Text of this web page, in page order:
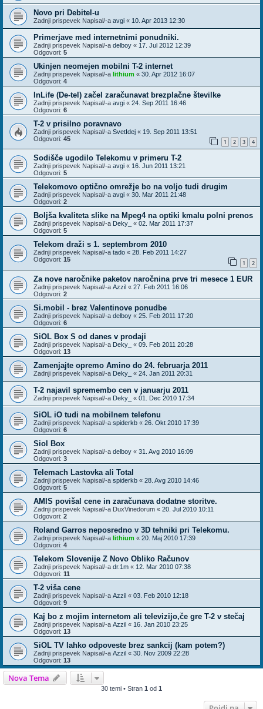
Novo pri Debitel-u
Zadnji prispevek Napisal/-a avgi « 10. Apr 2013 12:30
Primerjave med internetnimi ponudniki.
Zadnji prispevek Napisal/-a delboy « 17. Jul 2012 12:39
Odgovori: 5
Ukinjen neomejen mobilni T-2 internet
Zadnji prispevek Napisal/-a lithium « 30. Apr 2012 16:07
Odgovori: 4
InLife (De-tel) začel zaračunavat brezplačne številke
Zadnji prispevek Napisal/-a avgi « 24. Sep 2011 16:46
Odgovori: 6
T-2 v prisilno poravnavo
Zadnji prispevek Napisal/-a SvetIdej « 19. Sep 2011 13:51
Odgovori: 45 1 2 3 4
Sodišče ugodilo Telekomu v primeru T-2
Zadnji prispevek Napisal/-a avgi « 16. Jun 2011 13:21
Odgovori: 5
Telekomovo optično omrežje bo na voljo tudi drugim
Zadnji prispevek Napisal/-a avgi « 30. Mar 2011 21:48
Odgovori: 2
Boljša kvaliteta slike na Mpeg4 na optiki kmalu polni prenos
Zadnji prispevek Napisal/-a Deky_ « 02. Mar 2011 17:37
Odgovori: 5
Telekom draži s 1. septembrom 2010
Zadnji prispevek Napisal/-a tado « 28. Feb 2011 14:27
Odgovori: 15 1 2
Za nove naročnike paketov naročnina prve tri mesece 1 EUR
Zadnji prispevek Napisal/-a Azzil « 27. Feb 2011 16:06
Odgovori: 2
Si.mobil - brez Valentinove ponudbe
Zadnji prispevek Napisal/-a delboy « 25. Feb 2011 17:20
Odgovori: 6
SiOL Box S od danes v prodaji
Zadnji prispevek Napisal/-a Deky_ « 09. Feb 2011 20:28
Odgovori: 13
Zamenjajte opremo Amino do 24. februarja 2011
Zadnji prispevek Napisal/-a Deky_ « 24. Jan 2011 20:31
T-2 najavil spremembo cen v januarju 2011
Zadnji prispevek Napisal/-a Deky_ « 01. Dec 2010 17:34
SiOL iO tudi na mobilnem telefonu
Zadnji prispevek Napisal/-a spiderkb « 26. Okt 2010 17:39
Odgovori: 6
Siol Box
Zadnji prispevek Napisal/-a delboy « 31. Avg 2010 16:09
Odgovori: 3
Telemach Lastovka ali Total
Zadnji prispevek Napisal/-a spiderkb « 28. Avg 2010 14:46
Odgovori: 5
AMIS povišal cene in zaračunava dodatne storitve.
Zadnji prispevek Napisal/-a DuxVinedorum « 20. Jul 2010 10:11
Odgovori: 2
Roland Garros neposredno v 3D tehniki pri Telekomu.
Zadnji prispevek Napisal/-a lithium « 20. Maj 2010 17:39
Odgovori: 4
Telekom Slovenije Z Novo Obliko Računov
Zadnji prispevek Napisal/-a dr.1m « 12. Mar 2010 07:38
Odgovori: 11
T-2 viša cene
Zadnji prispevek Napisal/-a Azzil « 03. Feb 2010 12:18
Odgovori: 9
Kaj bo z mojim internetom ali televizijo,če gre T-2 v stečaj
Zadnji prispevek Napisal/-a Azzil « 16. Jan 2010 23:25
Odgovori: 13
SiOL TV lahko odpoveste brez sankcij (kam potem?)
Zadnji prispevek Napisal/-a Azzil « 30. Nov 2009 22:28
Odgovori: 13
Nova Tema
30 temi • Stran 1 od 1